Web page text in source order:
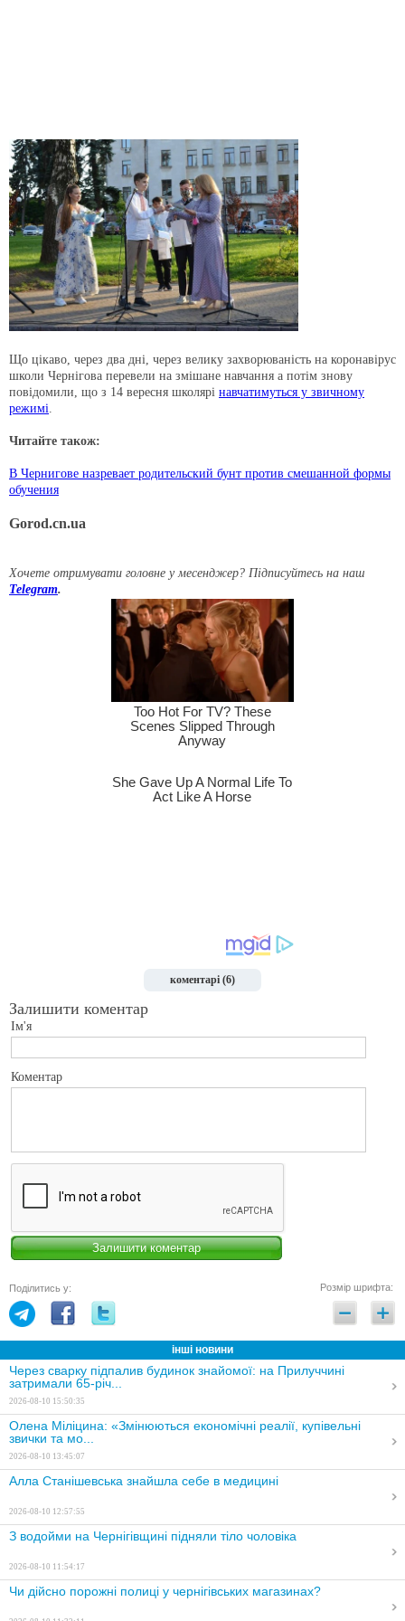
Що цікаво, через два дні, через велику захворюваність на коронавірус
школи Чернігова перевели на змішане навчання а потім знову
повідомили, що з 14 вересня школярі навчатимуться у звичному
режимі.
Читайте також:
В Чернигове назревает родительский бунт против смешанной формы
обучения
Gorod.cn.ua
Хочете отримувати головне у месенджер? Підписуйтесь на наш
Telegram.
коментарі (6)
Залишити коментар
Ім'я
Коментар
Поділитись у: Розмір шрифта:
інші новини
Через сварку підпалив будинок знайомої: на Прилуччині
затримали 65-річ...
2026-08-10 15:50:35
Олена Міліцина: «Змінюються економічні реалії, купівельні
звички та мо...
2026-08-10 13:45:07
Алла Станішевська знайшла себе в медицині
2026-08-10 12:57:55
З водойми на Чернігівщині підняли тіло чоловіка
2026-08-10 11:54:17
Чи дійсно порожні полиці у чернігівських магазинах?